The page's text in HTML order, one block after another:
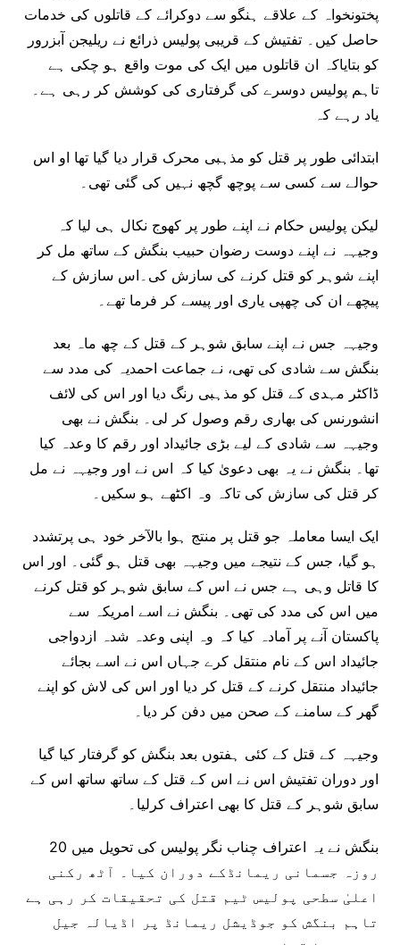
پختونخواہ کے علاقے ہنگو سے دوکرائے کے قاتلوں کی خدمات
حاصل کیں۔ تفتیش کے قریبی پولیس ذرائع نے ریلیجن آبزرور
کو بتایاکہ ان قاتلوں میں ایک کی موت واقع ہو چکی ہے
تاہم پولیس دوسرے کی گرفتاری کی کوشش کر رہی ہے۔
یاد رہے کہ
ابتدائی طور پر قتل کو مذہبی محرک قرار دیا گیا تھا او اس
حوالے سے کسی سے پوچھ گچھ نہیں کی گئی تھی۔
لیکن پولیس حکام نے اپنے طور پر کھوج نکال ہی لیا کہ
وجیہہ نے اپنے دوست رضوان حبیب بنگش کے ساتھ مل کر
اپنے شوہر کو قتل کرنے کی سازش کی۔اس سازش کے
پیچھے ان کی چھپی یاری اور پیسے کر فرما تھے۔
وجیہہ جس نے اپنے سابق شوہر کے قتل کے چھ ماہ بعد
بنگش سے شادی کی تھی، نے جماعت احمدیہ کی مدد سے
ڈاکٹر مہدی کے قتل کو مذہبی رنگ دیا اور اس کی لائف
انشورنس کی بھاری رقم وصول کر لی۔ بنگش نے بھی
وجیہہ سے شادی کے لیے بڑی جائیداد اور رقم کا وعدہ کیا
تھا۔ بنگش نے یہ بھی دعویٰ کیا کہ اس نے اور وجیہہ نے مل
کر قتل کی سازش کی تاکہ وہ اکٹھے ہو سکیں۔
ایک ایسا معاملہ جو قتل پر منتج ہوا بالآخر خود ہی پرتشدد
ہو گیا، جس کے نتیجے میں وجیہہ بھی قتل ہو گئی۔ اور اس
کا قاتل وہی ہے جس نے اس کے سابق شوہر کو قتل کرنے
میں اس کی مدد کی تھی۔ بنگش نے اسے امریکہ سے
پاکستان آنے پر آمادہ کیا کہ وہ اپنی وعدہ شدہ ازدواجی
جائیداد اس کے نام منتقل کرے جہاں اس نے اسے بجائے
جائیداد منتقل کرنے کے قتل کر دیا اور اس کی لاش کو اپنے
گھر کے سامنے کے صحن میں دفن کر دیا۔
وجیہہ کے قتل کے کئی ہفتوں بعد بنگش کو گرفتار کیا گیا
اور دوران تفتیش اس نے اس کے قتل کے ساتھ ساتھ اس کے
سابق شوہر کے قتل کا بھی اعتراف کرلیا۔
بنگش نے یہ اعتراف چناب نگر پولیس کی تحویل میں 20
روزہ جسمانی ریمانڈکے دوران کیا۔ آٹھ رکنی
اعلیٰ سطحی پولیس ٹیم قتل کی تحقیقات کر رہی ہے
تاہم بنگش کو جوڈیشل ریمانڈ پر اڈیالہ جیل